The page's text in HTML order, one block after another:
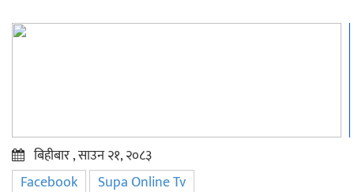
बिहीबार , साउन २१, २०८३
Facebook Supa Online Tv